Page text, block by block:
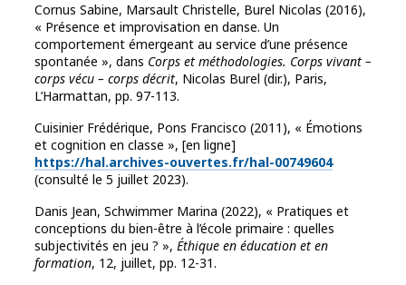
Cornus Sabine, Marsault Christelle, Burel Nicolas (2016),
« Présence et improvisation en danse. Un
comportement émergeant au service d’une présence
spontanée », dans Corps et méthodologies. Corps vivant –
corps vécu – corps décrit, Nicolas Burel (dir.), Paris,
L’Harmattan, pp. 97-113.
Cuisinier Frédérique, Pons Francisco (2011), « Émotions
et cognition en classe », [en ligne]
https://hal.archives-ouvertes.fr/hal-00749604
(consulté le 5 juillet 2023).
Danis Jean, Schwimmer Marina (2022), « Pratiques et
conceptions du bien-être à l’école primaire : quelles
subjectivités en jeu ? », Éthique en éducation et en
formation, 12, juillet, pp. 12-31.